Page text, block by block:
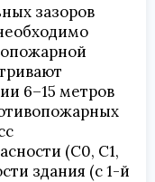
зазоров
6–15 метров
(С0, С1,
здания (с 1-й